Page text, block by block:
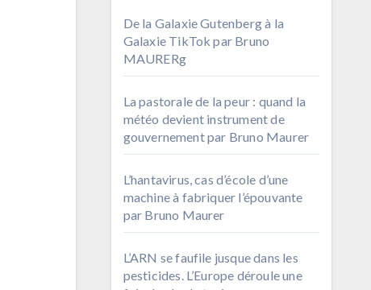
De la Galaxie Gutenberg à la
Galaxie TikTok par Bruno
MAURERg
La pastorale de la peur : quand la
météo devient instrument de
gouvernement par Bruno Maurer
L’hantavirus, cas d’école d’une
machine à fabriquer l’épouvante
par Bruno Maurer
L’ARN se faufile jusque dans les
pesticides. L’Europe déroule une